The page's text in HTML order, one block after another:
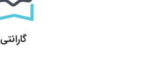
گارانتی